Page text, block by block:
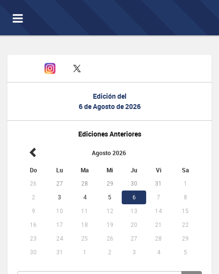
Toggle
navigation
Edición del
6 de Agosto de 2026
Ediciones Anteriores
Agosto 2026
Do Lu Ma Mi Ju Vi Sa
26 27 28 29 30 31
1
2
3 4 5 6 7
8
9
10 11 12 13 14
15
16
17 18 19 20 21
22
23
24 25 26 27 28
29
30
31 1 2 3 4 5